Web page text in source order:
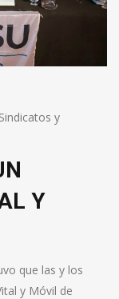
Sindicatos y
Y
que las y los
y Móvil de